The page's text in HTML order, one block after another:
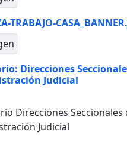
TRABAJO-
Direcciones
Judicial
Direcciones Seccionales
Judicial